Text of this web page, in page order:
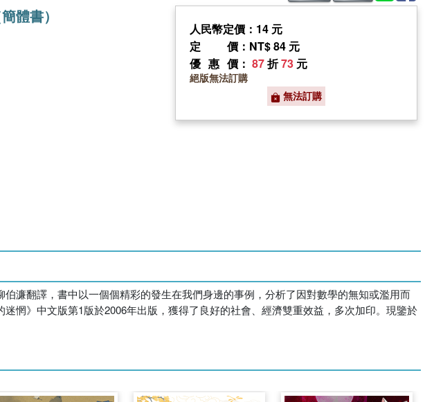
體書）
人民幣定價：14 元
定價 ：NT$ 84 元
優惠價 ： 87折73 元
絕版無法訂購
無法訂購
濂翻譯，書中以一個個精彩的發生在我們身邊的事例，分析了因對數學的無知或濫用而
惘》中文版第1版於2006年出版，獲得了良好的社會、經濟雙重效益，多次加印。現鑒於